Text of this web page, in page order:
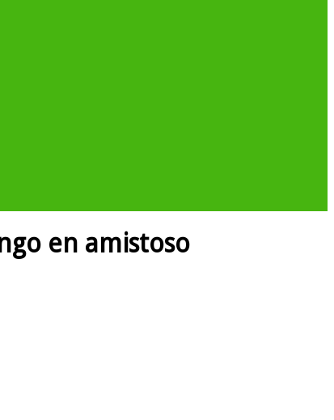
en amistoso